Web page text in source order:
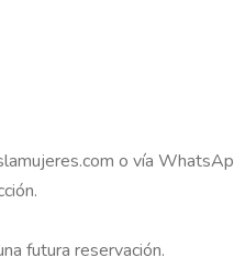
o vía
futura reservación.